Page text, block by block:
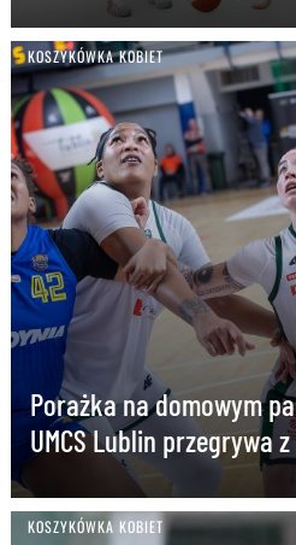
KOSZYKÓWKA KOBIET
Porażka na domowym
UMCS Lublin przegrywa z
KOSZYKÓWKA KOBIET